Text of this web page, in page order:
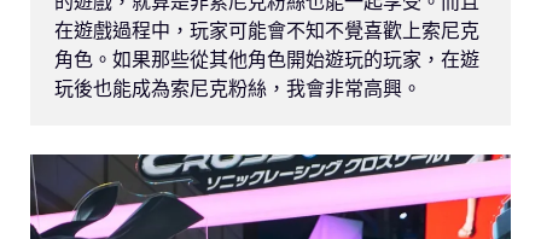
在遊戲過程中，玩家可能會不知不覺喜歡上索尼克
角色。如果那些從其他角色開始遊玩的玩家，在遊
玩後也能成為索尼克粉絲，我會非常高興。